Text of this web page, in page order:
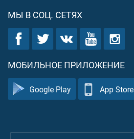
МЫ В СОЦ. СЕТЯХ
МОБИЛЬНОЕ ПРИЛОЖЕНИЕ
Google Play App Store